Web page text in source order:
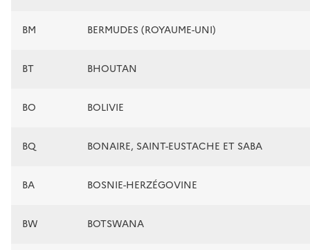
BM BERMUDES (ROYAUME-UNI)
BT BHOUTAN
BO BOLIVIE
BQ BONAIRE, SAINT-EUSTACHE ET SABA
BA BOSNIE-HERZÉGOVINE
BW BOTSWANA